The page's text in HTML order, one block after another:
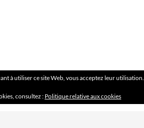
à utiliser ce site Web, vous acceptez leur utilisation.
consultez : Politique relative aux cookies